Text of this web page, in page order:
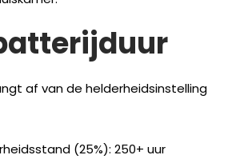
af van de helderheidsinstelling
(25%): 250+ uur